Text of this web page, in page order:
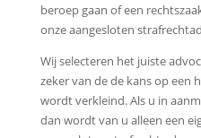
beroep gaan of een
onze aangesloten
Wij selecteren het juiste
zeker van de de kans op een
wordt verkleind. Als u in
dan wordt van u alleen een